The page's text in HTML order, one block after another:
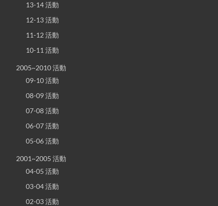
13-14 活動
12-13 活動
11-12 活動
10-11 活動
2005~2010 活動
09-10 活動
08-09 活動
07-08 活動
06-07 活動
05-06 活動
2001~2005 活動
04-05 活動
03-04 活動
02-03 活動